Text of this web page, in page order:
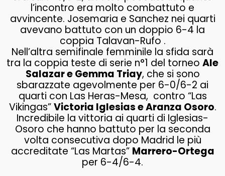
l’incontro era molto combattuto e
avvincente. Josemaria e Sanchez nei quarti
avevano battuto con un doppio 6-4 la
coppia Talavan-Rufo .
Nell’altra semifinale femminile la sfida sarà
tra la coppia teste di serie n°1 del torneo Ale
Salazar e Gemma Triay, che si sono
sbarazzate agevolmente per 6-0/6-2 ai
quarti con Las Heras-Mesa, contro “Las
Vikingas”Victoria Iglesias e Aranza Osoro.
Incredibile la vittoria ai quarti di Iglesias-
Osoro che hanno battuto per la seconda
volta consecutiva dopo Madrid le più
accreditate “Las Martas” Marrero-Ortega
per 6-4/6-4.